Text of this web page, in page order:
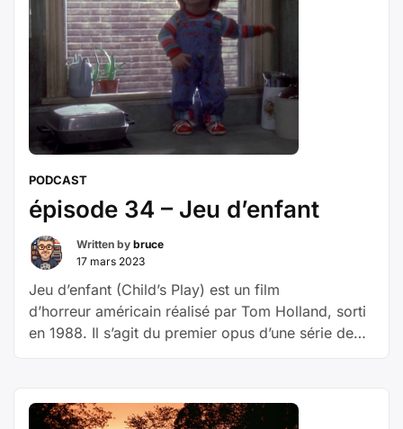
de pouvoir, au travers …Poursuivre la lecture
PODCAST
épisode 34 – Jeu d’enfant
Written by bruce
17 mars 2023
Jeu d’enfant (Child’s Play) est un film
d’horreur américain réalisé par Tom Holland, sorti
en 1988. Il s’agit du premier opus d’une série de
Pour ses six ans, Andy Barclay est comblé, sa